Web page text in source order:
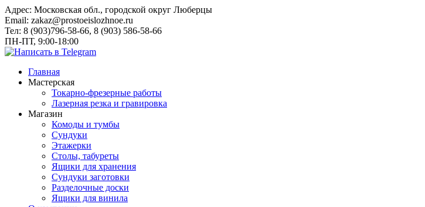
Адрес: Московская обл., городской округ Люберцы
Email: zakaz@prostoeislozhnoe.ru
Тел: 8 (903)796-58-66, 8 (903) 586-58-66
ПН-ПТ, 9:00-18:00
Главная
Мастерская
Токарно-фрезерные работы
Лазерная резка и гравировка
Магазин
Комоды и тумбы
Сундуки
Этажерки
Столы, табуреты
Ящики для хранения
Сундуки заготовки
Разделочные доски
Ящики для винила